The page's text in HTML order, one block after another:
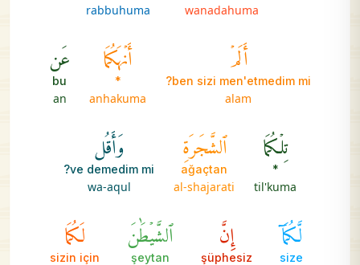
wanadahuma
rabbuhuma
أَلَمۡ
ben sizi men'etmedim mi?
alam
أَنۡهَكُمَا
*
anhakuma
عَن
bu
an
تِلۡكُمَا
*
til'kuma
ٱلشَّجَرَةِ
ağaçtan
al-shajarati
وَأَقُل
ve demedim mi?
wa-aqul
لَّكُمَآ
size
إِنَّ
şüphesiz
ٱلشَّيۡطَٰنَ
şeytan
لَكُمَا
sizin için